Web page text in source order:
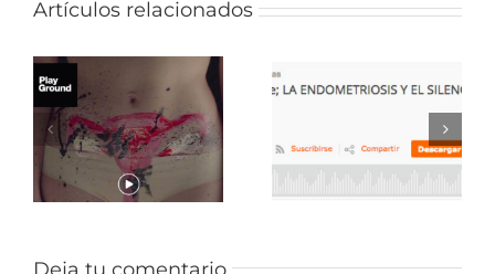
Artículos relacionados
La
endometriosis
y el silencio de
las
Endometriosis:
cuando la
sexualidad
duele.